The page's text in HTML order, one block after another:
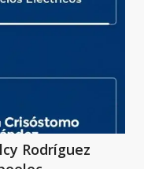
Rodríguez